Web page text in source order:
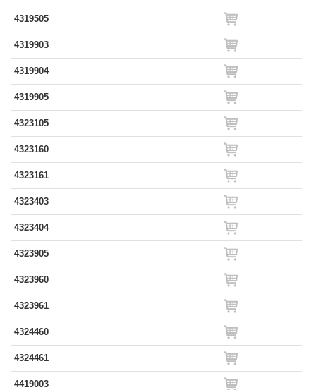
4319505
4319903
4319904
4319905
4323105
4323160
4323161
4323403
4323404
4323905
4323960
4323961
4324460
4324461
4419003